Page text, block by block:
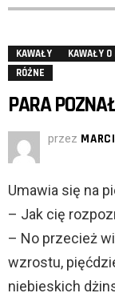
KAWAŁY KAWAŁY O
RÓŻNE
PARA
przez
Umawia się na
– Jak cię
– No przecież
wzrostu,
niebieskich